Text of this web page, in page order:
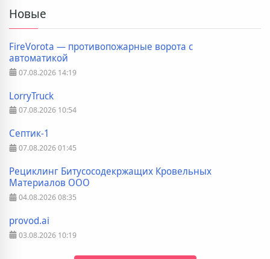
Новые
FireVorota — противопожарные ворота с
автоматикой
07.08.2026 14:19
LorryTruck
07.08.2026 10:54
Септик-1
07.08.202601:45
Рециклинг Битусосодекржащих Кровельных
Материалов ООО
04.08.202608:35
provod.ai
03.08.2026 10:19